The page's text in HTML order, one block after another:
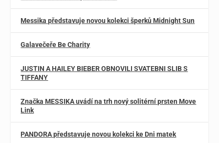
Messika představuje novou kolekci šperků Midnight Sun
Galavečeře Be Charity
JUSTIN A HAILEY BIEBER OBNOVILI SVATEBNI SLIB S
TIFFANY
Značka MESSIKA uvádí na trh nový solitérní prsten Move
Link
PANDORA představuje novou kolekci ke Dni matek